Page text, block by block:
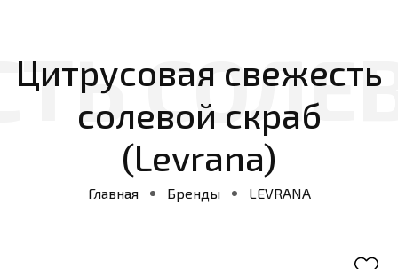
Цитрусовая свежесть
солевой скраб
(Levrana)
Главная Бренды LEVRANA